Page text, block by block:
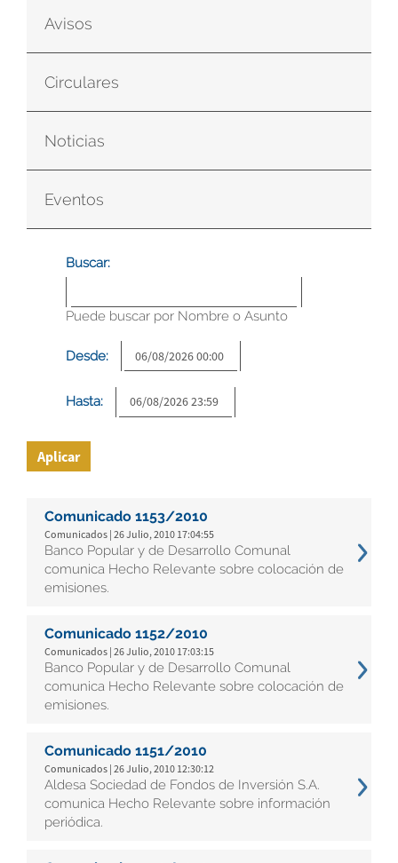
Avisos
Circulares
Noticias
Eventos
Buscar:
Puede buscar por Nombre o Asunto
Desde:
Hasta:
Aplicar
Comunicado 1153/2010
Comunicados | 26 Julio, 2010 17:04:55
Banco Popular y de Desarrollo Comunal
comunica Hecho Relevante sobre colocación de
emisiones.
Comunicado 1152/2010
Comunicados | 26 Julio, 2010 17:03:15
Banco Popular y de Desarrollo Comunal
comunica Hecho Relevante sobre colocación de
emisiones.
Comunicado 1151/2010
Comunicados | 26 Julio, 2010 12:30:12
Aldesa Sociedad de Fondos de Inversión S.A.
comunica Hecho Relevante sobre información
periódica.